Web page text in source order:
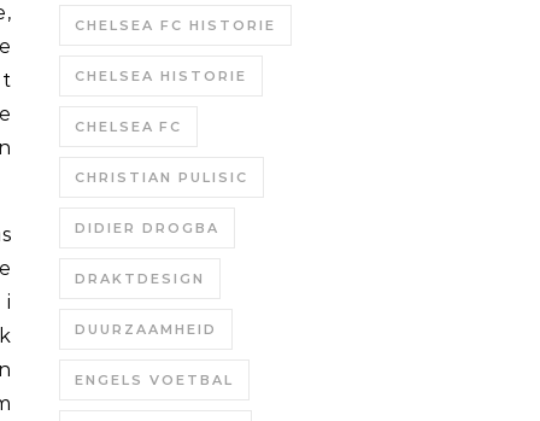
i
CHELSEA FC HISTORIE
CHELSEA HISTORIE
CHELSEA FC
CHRISTIAN PULISIC
DIDIER DROGBA
DRAKTDESIGN
DUURZAAMHEID
ENGELS VOETBAL